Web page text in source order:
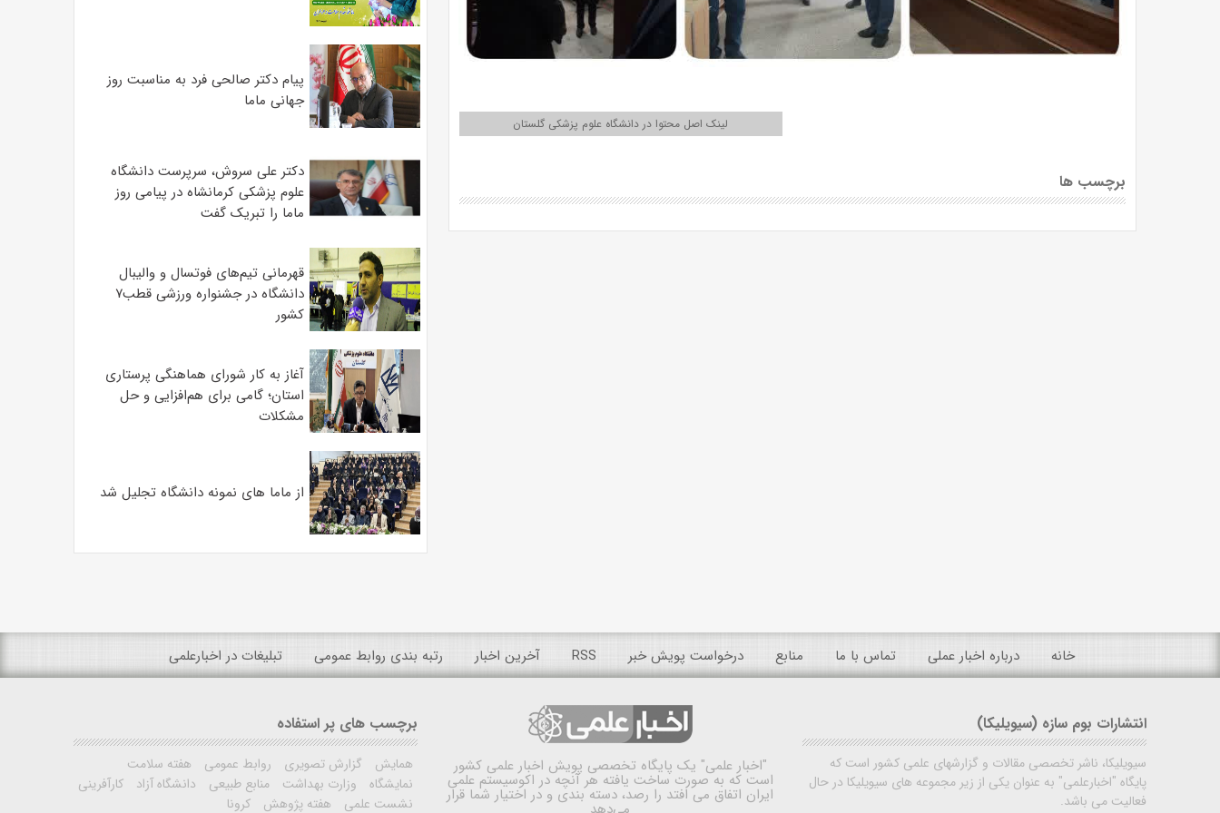
لینک اصل محتوا در دانشگاه علوم پزشکی گلستان
برچسب ها
پیام دکتر صالحی فرد به مناسبت روز
جهانی ماما
دکتر علی سروش، سرپرست دانشگاه
علوم پزشکی کرمانشاه در پیامی روز
ماما را تبریک گفت
قهرمانی تیم‌های فوتسال و والیبال
دانشگاه در جشنواره ورزشی قطب۷
کشور
آغاز به کار شورای هماهنگی پرستاری
استان؛ گامی برای هم‌افزایی و حل
مشکلات
از ماما های نمونه دانشگاه تجلیل شد
خانه درباره اخبار عملی تماس با ما منابع درخواست پویش خبر RSS آخرین اخبار رتبه بندی روابط عمومی تبلیغات در اخبارعلمی
انتشارات بوم سازه (سیویلیکا)
سیویلیکا، ناشر تخصصی مقالات و گزارشهای علمی کشور است که
پایگاه "اخبارعلمی" به عنوان یکی از زیر مجموعه های سیویلیکا در حال
فعالیت می باشد.
"اخبار علمی" یک پایگاه تخصصی پویش اخبار علمی کشور
است که به صورت ساخت یافته هر آنچه در اکوسیستم علمی
ایران اتفاق می افتد را رصد، دسته بندی و در اختیار شما قرار
برچسب های پر استفاده
همایش گزارش تصویری روابط عمومی
هفته سلامت
نمایشگاه
وزارت بهداشت منابع طبیعی دانشگاه آزاد
کارآفرینی
نشست علمی
هفته پژوهش کرونا